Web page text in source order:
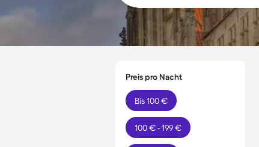
Preis pro Nacht
Bis 100 €
100 € - 199 €